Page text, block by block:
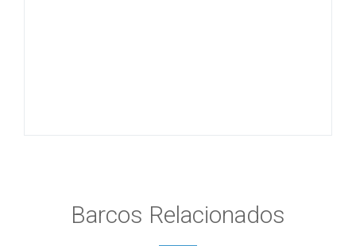
Barcos Relacionados